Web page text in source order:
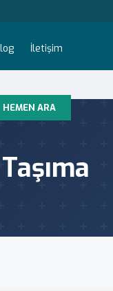
İletişim
HEMEN ARA